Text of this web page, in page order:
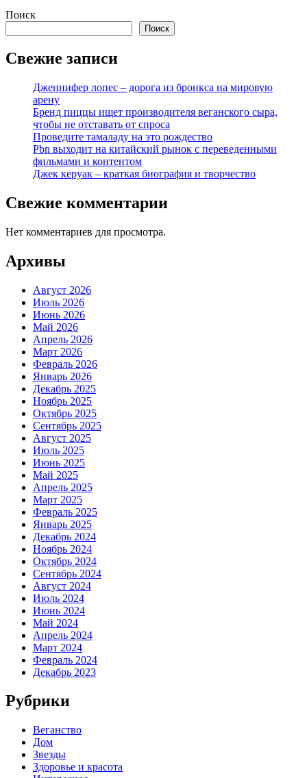
Поиск
Поиск
Свежие записи
Дженнифер лопес – дорога из бронкса на мировую
арену
Бренд пиццы ищет производителя веганского сыра,
чтобы не отставать от спроса
Проведите тамаладу на это рождество
Pbn выходит на китайский рынок с переведенными
фильмами и контентом
Джек керуак – краткая биография и творчество
Свежие комментарии
Нет комментариев для просмотра.
Архивы
Август 2026
Июль 2026
Июнь 2026
Май 2026
Апрель 2026
Март 2026
Февраль 2026
Январь 2026
Декабрь 2025
Ноябрь 2025
Октябрь 2025
Сентябрь 2025
Август 2025
Июль 2025
Июнь 2025
Май 2025
Апрель 2025
Март 2025
Февраль 2025
Январь 2025
Декабрь 2024
Ноябрь 2024
Октябрь 2024
Сентябрь 2024
Август 2024
Июль 2024
Июнь 2024
Май 2024
Апрель 2024
Март 2024
Февраль 2024
Декабрь 2023
Рубрики
Веганство
Дом
Звезды
Здоровье и красота